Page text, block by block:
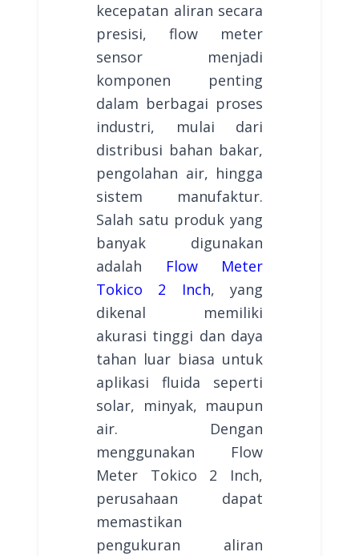
kecepatan aliran secara
presisi, flow meter
sensor menjadi
komponen penting
dalam berbagai proses
industri, mulai dari
distribusi bahan bakar,
pengolahan air, hingga
sistem manufaktur.
Salah satu produk yang
banyak digunakan
adalah Flow Meter
Tokico 2 Inch, yang
dikenal memiliki
akurasi tinggi dan daya
tahan luar biasa untuk
aplikasi fluida seperti
solar, minyak, maupun
air. Dengan
menggunakan Flow
Meter Tokico 2 Inch,
perusahaan dapat
memastikan
pengukuran aliran